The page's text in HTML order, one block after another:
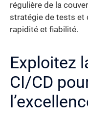
régulière de la
stratégie de tests et
rapidité et fiabilité.
Exploitez
CI/CD